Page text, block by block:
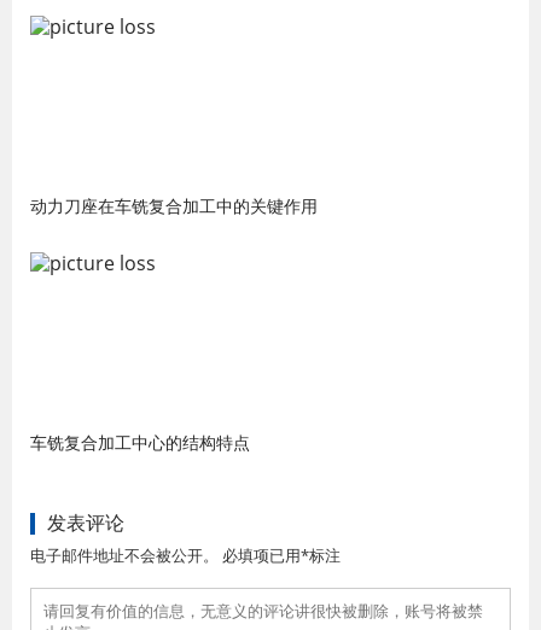
动力刀座在车铣复合加工中的关键作用
车铣复合加工中心的结构特点
发表评论
电子邮件地址不会被公开。 必填项已用*标注